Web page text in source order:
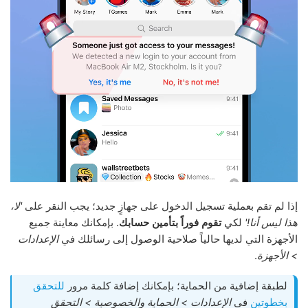
إذا لم تقم بعملية تسجيل الدخول على جهازٍ جديد؛ يجب النقر على'لا،
هذا ليس أنا!' لكيتقوم فوراً بتأمين حسابك. بإمكانك معاينة جميع
الأجهزة التي لديها حالياً صلاحية الوصول إلى رسائلك فيالإعدادات
> الأجهزة.
لطبقة إضافية من الحماية؛ بإمكانك إضافة كلمة مرور للتحقق
بخطوتين فيالإعدادات > الحماية والخصوصية > التحقق